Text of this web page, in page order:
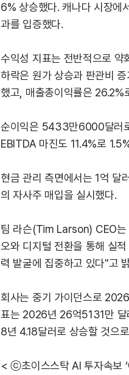
6% 상승했다. 캐나다 시장에
과를 입증했다.
수익성 지표는 전반적으로
하락은 원가 상승과 판관비
했고, 매출총이익률은 26.2%
순이익은 5433만6000달러
EBITDA 마진도 11.4%로
현금 관리 측면에서는 1억 달
의 자사주 매입을 실시했다.
팀 라슨(Tim Larson) CEO는
오와 디지털 전환을 통해 실
력 발굴에 집중하고 있다"고
회사는 중기 가이던스로
표는 2026년 26억5131만
8년 4.18달러로 상승할 것으
< ⓒ초이스스탁 AI 투자속보